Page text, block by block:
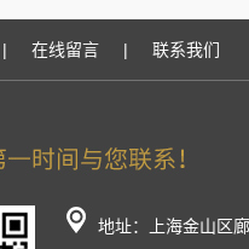
| 在线留言 | 联系我们
地址：上海金山区